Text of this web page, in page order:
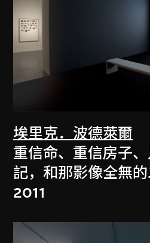
埃里克．波德萊爾
重信命、重信房子
記，和那影像全無
2011